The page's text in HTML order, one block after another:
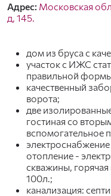
Адрес: Московская
д, 145.
дом из бруса с
участок с ИЖС
правильной
качественный
ворота;
две
гостиная со
вспомогательное
отопление -
скважины,
100л.;
канализация: